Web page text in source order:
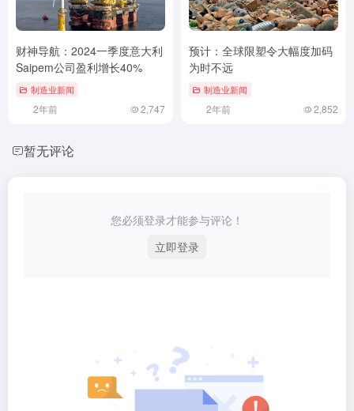
财神导航：2024一季度意大利
Saipem公司盈利增长40%
制造业新闻
2年前 2,747
预计：全球限塑令大幅度加码
为时不远
制造业新闻
2年前 2,852
暂无评论
您必须登录才能参与评论！
立即登录